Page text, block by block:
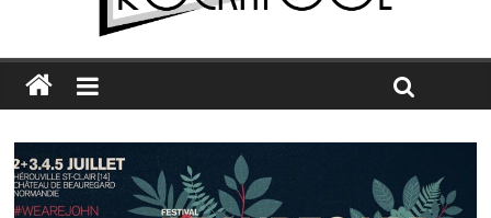
Première édition du Midgard Festival : entre bière, métal et